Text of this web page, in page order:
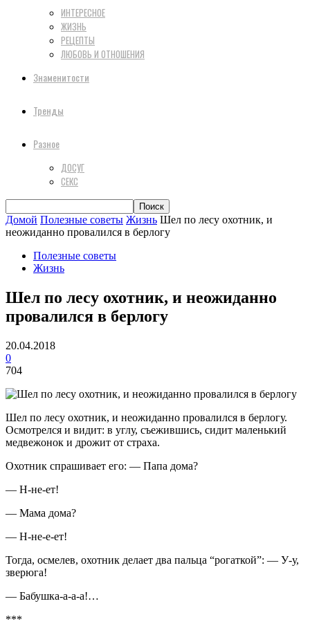
ИНТЕРЕСНОЕ
ЖИЗНЬ
РЕЦЕПТЫ
ЛЮБОВЬ И ОТНОШЕНИЯ
Знаменитости
Тренды
Разное
ДОСУГ
СЕКС
Домой Полезные советы Жизнь Шел по лесу охотник, и
неожиданно провалился в берлогу
Полезные советы
Жизнь
Шел по лесу охотник, и неожиданно
провалился в берлогу
20.04.2018
0
704
Шел по лесу охотник, и неожиданно провалился в берлогу.
Осмотрелся и видит: в углу, съежившись, сидит маленький
медвежонок и дрожит от страха.
Охотник спрашивает его: — Папа дома?
— Н-не-ет!
— Мама дома?
— Н-не-е-ет!
Тогда, осмелев, охотник делает два пальца “рогаткой”: — У-у,
зверюга!
— Бабушка-а-а-а!…
***